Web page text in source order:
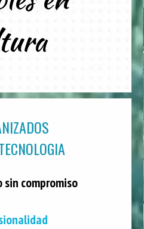
sin compromiso